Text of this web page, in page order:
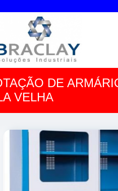
DE
VELHA